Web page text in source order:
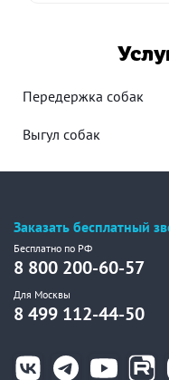
Передержка собак
Выгул собак
Заказать бесплатный
Бесплатно по РФ
8 800 200-60-57
Для Москвы
8 499 112-44-50